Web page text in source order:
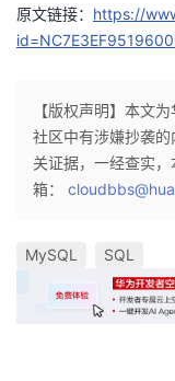
原文链接： https://
【版权声明】本文
社区中有涉嫌抄袭
关证据，一经查实
箱：
MySQL SQL